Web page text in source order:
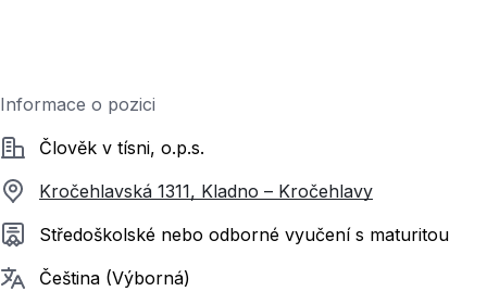
Informace o pozici
SpolečnostČlověk v tísni, o.p.s.
Kročehlavská 1311, Kladno – Kročehlavy
Požadované vzdělání
Středoškolské nebo odborné vyučení s maturitou
Požadované jazyky
Čeština (Výborná)